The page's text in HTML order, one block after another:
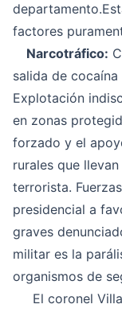
factores
Narcotráfico:
salida de
Explotación
en zonas
forzado y el
rurales que
terrorista.
presidencial a
graves
militar es la
organismos de
El coronel